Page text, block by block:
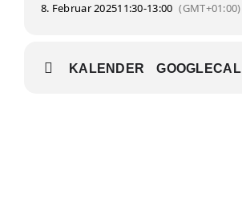
8. Februar 202511:30-13:00 (GMT+01:00)
KALENDER GOOGLECAL